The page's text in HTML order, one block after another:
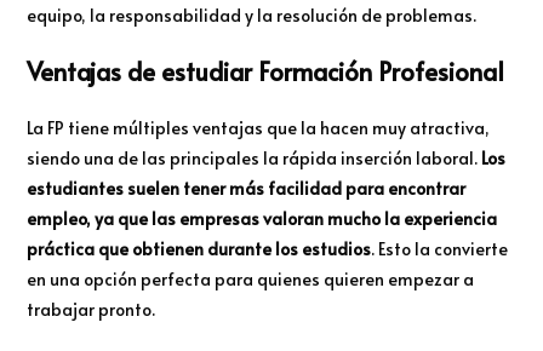
equipo, la responsabilidad y la resolución de problemas.
Ventajas de estudiar Formación Profesional
La FP tiene múltiples ventajas que la hacen muy atractiva,
siendo una de las principales la rápida inserción laboral. Los
estudiantes suelen tener más facilidad para encontrar
empleo, ya que las empresas valoran mucho la experiencia
práctica que obtienen durante los estudios. Esto la convierte
en una opción perfecta para quienes quieren empezar a
trabajar pronto.